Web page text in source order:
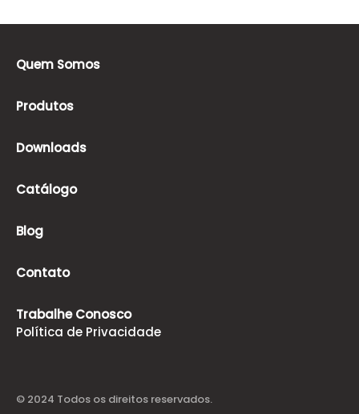
Quem Somos
Produtos
Downloads
Catálogo
Blog
Contato
Trabalhe Conosco
Política de Privacidade
© 2024 Todos os direitos reservados.